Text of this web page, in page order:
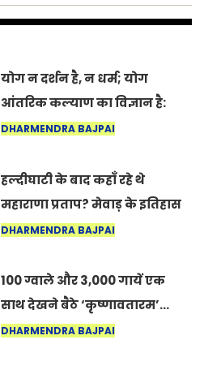
योग न दर्शन है, न धर्म; योग
आंतरिक कल्याण का विज्ञान है:
अंतरराष्ट्रीय योग दिवस 2026 पर
DHARMENDRA BAJPAI
हल्दीघाटी के बाद कहाँ रहे थे
महाराणा प्रताप? मेवाड़ के इतिहास
का वह अनकहा अध्याय जो आज भी
DHARMENDRA BAJPAI
100 ग्वाले और 3,000 गायें एक
साथ देखने बैठे ‘कृष्णावतारम’…
नागपुर में दिखा ऐसा नज़ारा कि
DHARMENDRA BAJPAI